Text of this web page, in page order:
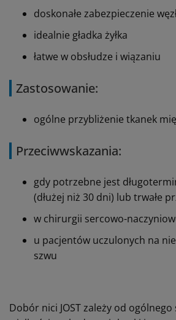
doskonałe zabezpieczenie
idealnie gładka żyłka
łatwe w obsłudze i wiązaniu
Zastosowanie:
ogólne przybliżenie tkanek
Przeciwwskazania:
gdy potrzebne jest
(dłużej niż 30 dni) lub trwałe
w chirurgii sercowo-
u pacjentów uczulonych na
szwu
Dobór nici JOST zależy od